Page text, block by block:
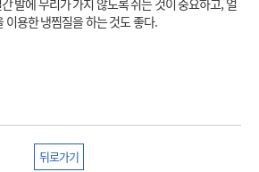
발에 무리가 가지 않도록 쉬는 것이 중요하고, 얼
이용한 냉찜질을 하는 것도 좋다.
뒤로가기